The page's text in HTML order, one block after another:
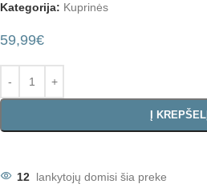
Kategorija: Kuprinės
59,99€
Į KREPŠELĮ
12 lankytojų domisi šia preke